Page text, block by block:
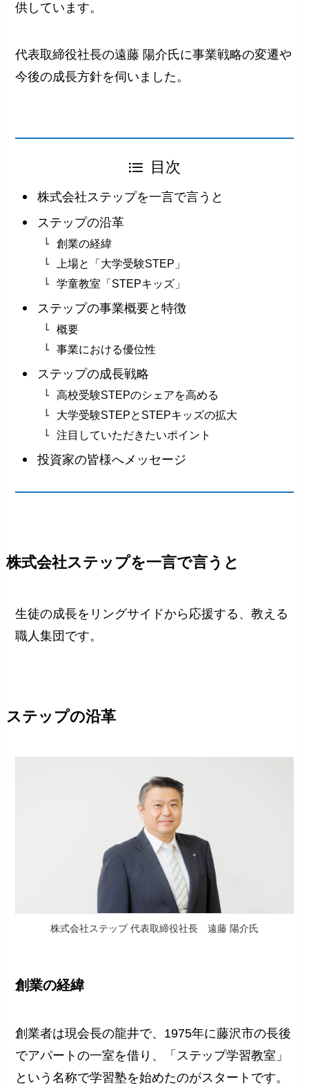
供しています。
代表取締役社長の遠藤 陽介氏に事業戦略の変遷や
今後の成長方針を伺いました。
目次
株式会社ステップを一言で言うと
ステップの沿革
創業の経緯
上場と「大学受験STEP」
学童教室「STEPキッズ」
ステップの事業概要と特徴
概要
事業における優位性
ステップの成長戦略
高校受験STEPのシェアを高める
大学受験STEPとSTEPキッズの拡大
注目していただきたいポイント
投資家の皆様へメッセージ
株式会社ステップを一言で言うと
生徒の成長をリングサイドから応援する、教える
職人集団です。
ステップの沿革
株式会社ステップ 代表取締役社長 遠藤 陽介氏
創業の経緯
創業者は現会長の龍井で、1975年に藤沢市の長後
でアパートの一室を借り、「ステップ学習教室」
という名称で学習塾を始めたのがスタートです。